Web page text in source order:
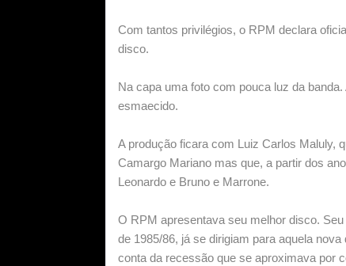
Com tantos privilégios, o RPM declara
disco.
Na capa uma foto com pouca luz da
esmaecido.
A produção ficara com Luiz Carlos Maluly,
Camargo Mariano mas que, a partir dos
Leonardo e Bruno e Marrone.
O RPM apresentava seu melhor disco.
de 1985/86, já se dirigiam para aquela
conta da recessão que se aproximava por